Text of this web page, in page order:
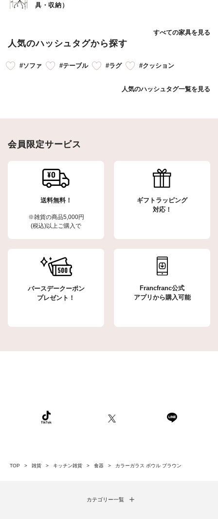
具・収納）
すべての家具を見る
人気のハッシュタグから探す
#ソファ #テーブル #ラグ #クッション
人気のハッシュタグ一覧を見る
会員限定サービス
送料無料！
※雑貨の商品5,000円
(税込)以上ご購入で
ギフトラッピング
対応！
バースデークーポン
プレゼント！
Francfranc公式
アプリから購入可能
TOP 雑貨 キッチン雑貨 食器 カラーガラス ボウル ブラウン
カテゴリー一覧